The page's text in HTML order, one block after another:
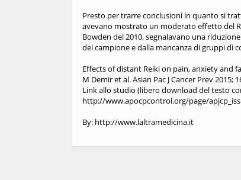
Presto per trarre conclusioni in quanto si
avevano mostrato un moderato effetto del
Bowden del 2010, segnalavano una
del campione e dalla mancanza di gruppi
Effects of distant Reiki on pain, anxiety and
M Demir et al. Asian Pac J Cancer Prev 2015;
Link allo studio (libero download del testo
http://www.apocpcontrol.org/page/
By: http://www.laltramedicina.it